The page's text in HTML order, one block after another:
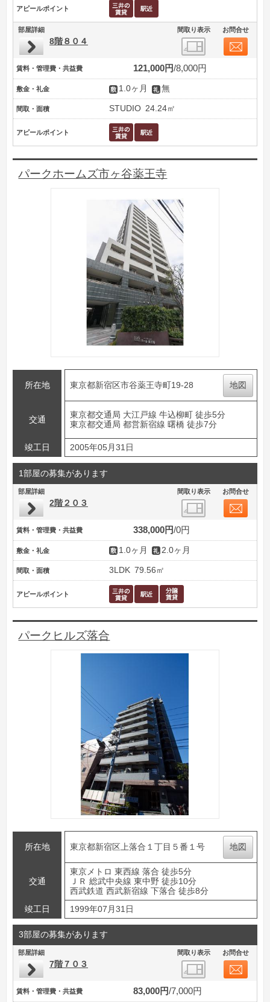
アピールポイント
部屋詳細 間取り表示 お問合せ
8階８０４
賃料・管理費・共益費 121,000円 8,000円
敷金・礼金 1.0ヶ月 無
間取・面積 STUDIO 24.24㎡
アピールポイント
パークホームズ市ヶ谷薬王寺
所在地 東京都新宿区市谷薬王寺町19-28 地図
交通
東京都交通局 大江戸線 牛込柳町 徒歩5分
東京都交通局 都営新宿線 曙橋 徒歩7分
竣工日 2005年05月31日
1部屋の募集があります
部屋詳細 間取り表示 お問合せ
2階２０３
賃料・管理費・共益費 338,000円 0円
敷金・礼金 1.0ヶ月 2.0ヶ月
間取・面積 3LDK 79.56㎡
アピールポイント
パークヒルズ落合
所在地 東京都新宿区上落合１丁目５番１号 地図
交通
東京メトロ 東西線 落合 徒歩5分
ＪＲ 総武中央線 東中野 徒歩10分
西武鉄道 西武新宿線 下落合 徒歩8分
竣工日
1999年07月31日
3部屋の募集があります
部屋詳細 間取り表示 お問合せ
7階７０３
賃料・管理費・共益費 83,000円 7,000円